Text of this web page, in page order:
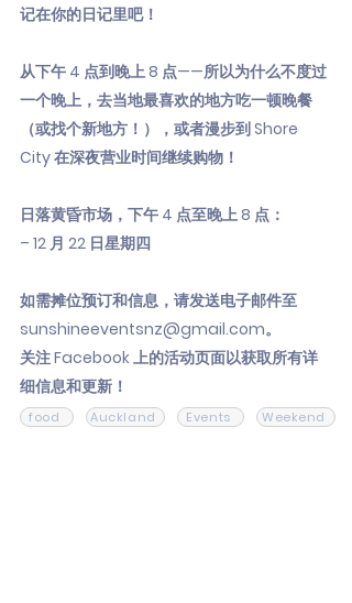
记在你的日记里吧！
从下午 4 点到晚上 8 点——所以为什么不度过
一个晚上，去当地最喜欢的地方吃一顿晚餐
（或找个新地方！），或者漫步到 Shore
City 在深夜营业时间继续购物！
日落黄昏市场，下午 4 点至晚上 8 点：
– 12 月 22 日星期四
如需摊位预订和信息，请发送电子邮件至
sunshineeventsnz@gmail.com。
关注 Facebook 上的活动页面以获取所有详
细信息和更新！
food Auckland Events Weekend